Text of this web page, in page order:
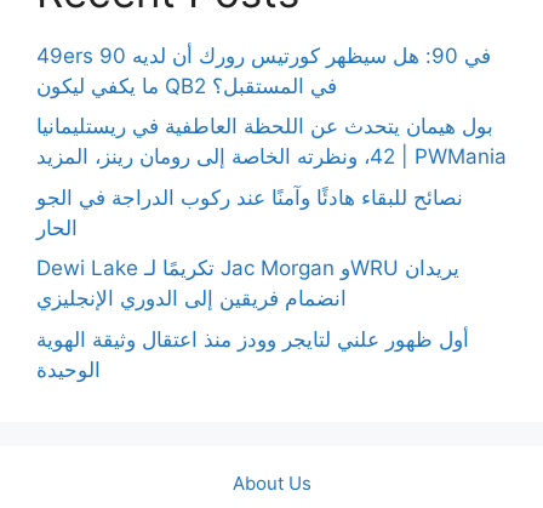
49ers 90 في 90: هل سيظهر كورتيس رورك أن لديه
ما يكفي ليكون QB2 في المستقبل؟
بول هيمان يتحدث عن اللحظة العاطفية في ريستليمانيا
42، ونظرته الخاصة إلى رومان رينز، المزيد | PWMania
نصائح للبقاء هادئًا وآمنًا عند ركوب الدراجة في الجو
الحار
Dewi Lake تكريمًا لـ Jac Morgan وWRU يريدان
انضمام فريقين إلى الدوري الإنجليزي
أول ظهور علني لتايجر وودز منذ اعتقال وثيقة الهوية
الوحيدة
About Us